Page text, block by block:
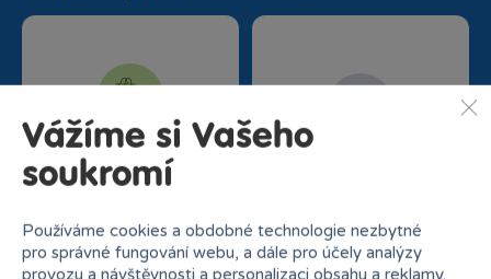
Nejširší sortiment na
trhu
Vážíme si Vašeho
soukromí
Používáme cookies a obdobné technologie nezbytné
pro správné fungování webu, a dále pro účely analýzy
provozu a návštěvnosti a personalizaci obsahu a reklamy.